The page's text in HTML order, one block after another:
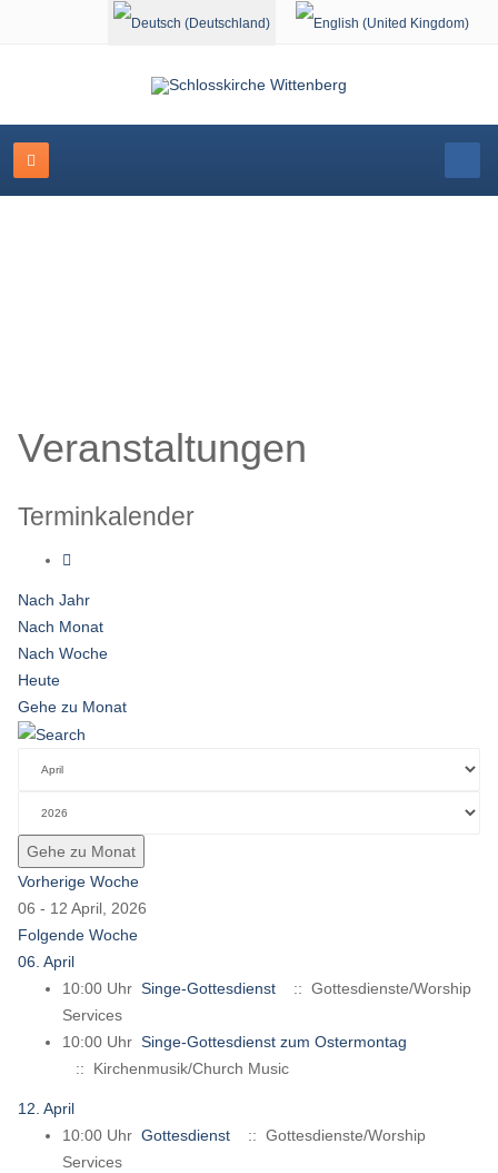
Sprache auswählen
Veranstaltungen
Terminkalender
Nach Jahr
Nach Monat
Nach Woche
Heute
Gehe zu Monat
Gehe zu Monat
Vorherige Woche
06 - 12 April, 2026
Folgende Woche
06. April
10:00 Uhr Singe-Gottesdienst
:: Gottesdienste/Worship
Services
10:00 Uhr Singe-Gottesdienst zum Ostermontag
:: Kirchenmusik/Church Music
12. April
10:00 Uhr Gottesdienst
:: Gottesdienste/Worship
Services